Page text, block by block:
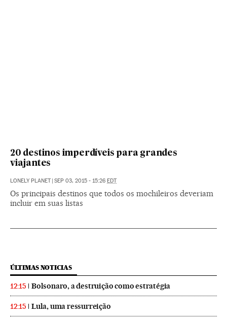
20 destinos imperdíveis para grandes
viajantes
LONELY PLANET | SEP 03, 2015 - 15:26 EDT
Os principais destinos que todos os mochileiros deveriam
incluir em suas listas
ÚLTIMAS NOTICIAS
12:15 Bolsonaro, a destruição como estratégia
12:15 Lula, uma ressurreição